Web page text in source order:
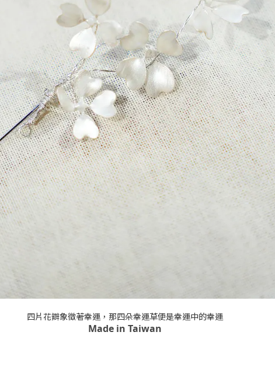
四片花辧象徵著幸運，那四朵幸運草便是幸運中的幸運
Made in Taiwan